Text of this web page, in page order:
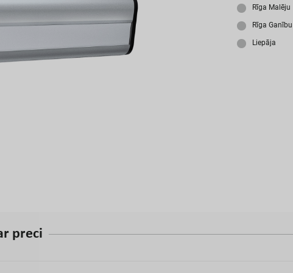
Aiz
Rīga Malēju
Rīga Ganību
Liepāja
r preci